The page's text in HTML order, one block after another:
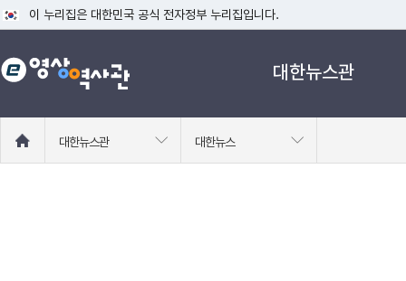
이 누리집은 대한민국 공식 전자정부 누리집입니다.
공식 누리집 주소 확인하기
go.kr 주소를 사용하는 누리집은 대한민국 정부기관이 관리하는 누리집입니
대한뉴스관
로
대한뉴스관 대한뉴스